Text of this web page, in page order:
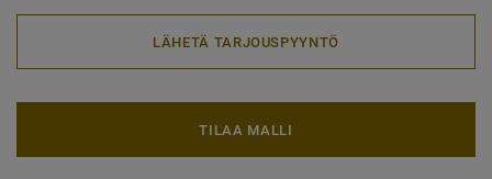
LÄHETÄ TARJOUSPYYNTÖ
TILAA MALLI